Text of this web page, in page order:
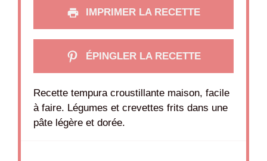
IMPRIMER LA RECETTE
ÉPINGLER LA RECETTE
Recette tempura croustillante maison, facile
à faire. Légumes et crevettes frits dans une
pâte légère et dorée.